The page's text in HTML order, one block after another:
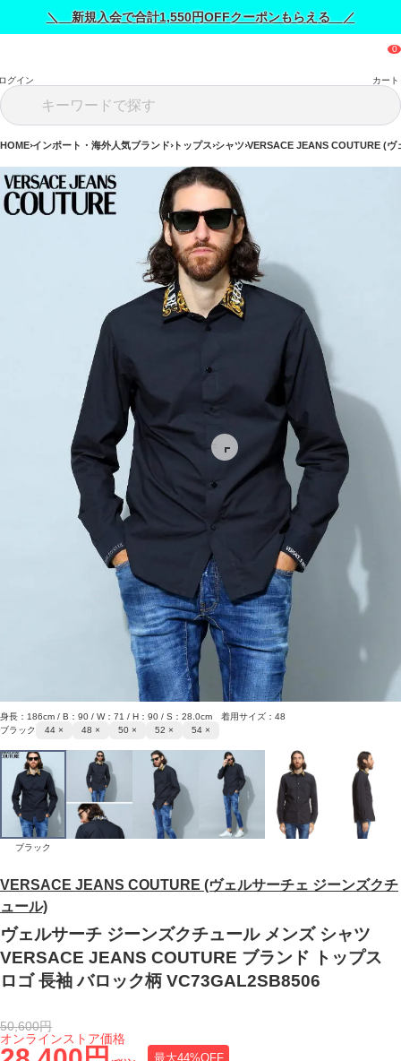
＼ 新規入会で合計1,550円OFFクーポンもらえる ／
グイン カート
HOME インポート・海外人気ブランド トップス シャツ VERSACE JEANS COUTURE (
VERSACE JEANS COUTURE (ヴェルサーチェ ジーンズクチ
ュール)
ヴェルサーチ ジーンズクチュール メンズ シャツ
VERSACE JEANS COUTURE ブランド トップス
ロゴ 長袖 バロック柄 VC73GAL2SB8506
最大44%OFF
オンラインストア価格
50,600円
身長：186cm / B：90 / W：71 / H：90 / S：28.0cm 着用サイズ：48
ブラック
44 × 48 × 50 × 52 × 54 ×
ブラック